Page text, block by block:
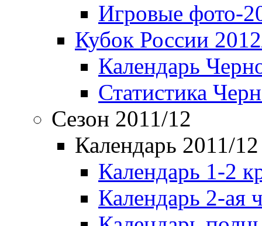
Игровые фото-
Кубок России
Календарь
Статистика
Сезон 2011/12
Календарь 2011/12
Календарь 1-2
Календарь 2-ая